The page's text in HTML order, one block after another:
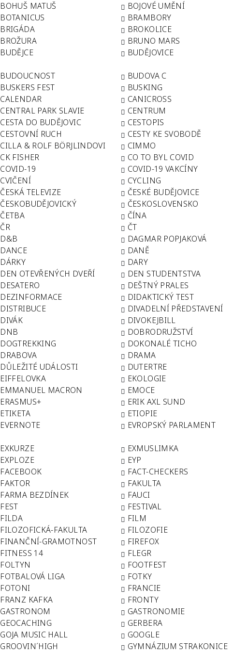
BOHUŠ MATUŠ BOJOVÉ UMĚNÍ
BOTANICUS BRAMBORY
BRIGÁDA BROKOLICE
BROŽURA BRUNO MARS
BUDĚJCE BUDĚJOVICE
BUDOUCNOST BUDOVA C
BUSKERS FEST BUSKING
CALENDAR CANICROSS
CENTRAL PARK SLAVIE CENTRUM
CESTA DO BUDĚJOVIC CESTOPIS
CESTOVNÍ RUCH CESTY KE SVOBODĚ
CILLA & ROLF BÖRJLINDOVI CIMMO
CK FISHER CO TO BYL COVID
COVID-19 COVID-19 VAKCÍNY
CVIČENÍ CYCLING
ČESKÁ TELEVIZE ČESKÉ BUDĚJOVICE
ČESKOBUDĚJOVICKÝ ČESKOSLOVENSKO
ČETBA ČÍNA
ČR ČT
D&B DAGMAR POPJAKOVÁ
DANCE DANĚ
DÁRKY DARY
DEN OTEVŘENÝCH DVEŘÍ DEN STUDENTSTVA
DESATERO DEŠTNÝ PRALES
DEZINFORMACE DIDAKTICKÝ TEST
DISTRIBUCE DIVADELNÍ PŘEDSTAVENÍ
DIVÁK DIVOKEJBILL
DNB DOBRODRUŽSTVÍ
DOGTREKKING DOKONALÉ TICHO
DRABOVA DRAMA
DŮLEŽITÉ UDÁLOSTI DUTERTRE
EIFFELOVKA EKOLOGIE
EMMANUEL MACRON EMOCE
ERASMUS+ ERIK AXL SUND
ETIKETA ETIOPIE
EVERNOTE EVROPSKÝ PARLAMENT
EXKURZE EXMUSLIMKA
EXPLOZE EYP
FACEBOOK FACT-CHECKERS
FAKTOR FAKULTA
FARMA BEZDÍNEK FAUCI
FEST FESTIVAL
FILDA FILM
FILOZOFICKÁ-FAKULTA FILOZOFIE
FINANČNÍ-GRAMOTNOST FIREFOX
FITNESS 14 FLEGR
FOLTYN FOOTFEST
FOTBALOVÁ LIGA FOTKY
FOTONI FRANCIE
FRANZ KAFKA FRONTY
GASTRONOM GASTRONOMIE
GEOCACHING GERBERA
GOJA MUSIC HALL GOOGLE
GROOVIN´HIGH GYMNÁZIUM STRAKONICE